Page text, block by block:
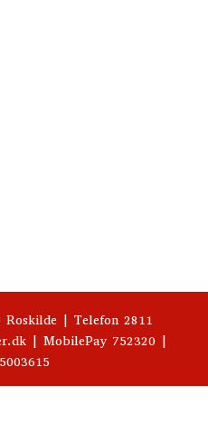
Roskilde | Telefon 2811
| MobilePay 752320 |